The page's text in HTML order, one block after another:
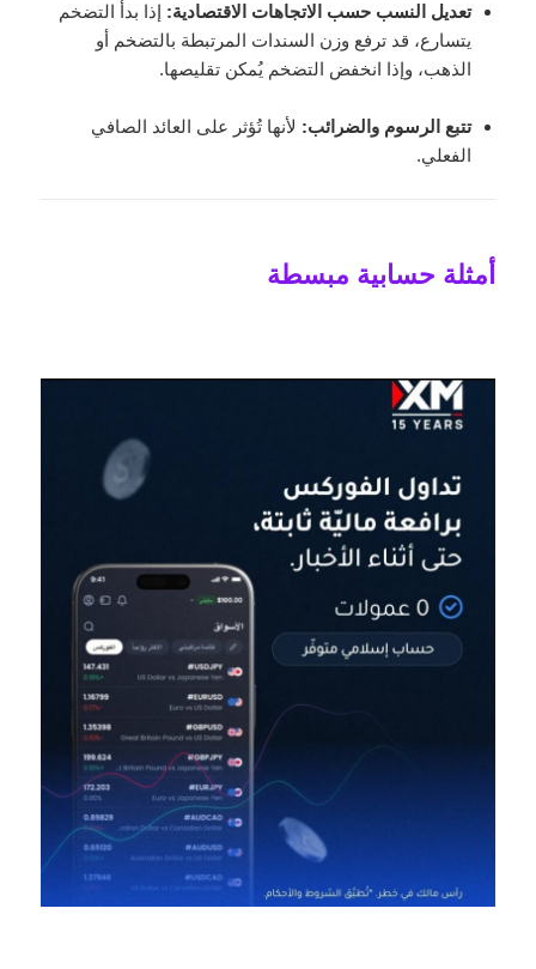
تعديل النسب حسب الاتجاهات الاقتصادية: إذا بدأ التضخم
يتسارع، قد ترفع وزن السندات المرتبطة بالتضخم أو
الذهب، وإذا انخفض التضخم يُمكن تقليصها.
تتبع الرسوم والضرائب: لأنها تُؤثر على العائد الصافي
الفعلي.
أمثلة حسابية مبسطة